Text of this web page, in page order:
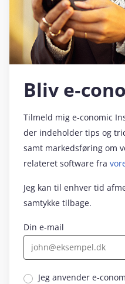
Bliv
Tilmeld mig e‑conomic
der indeholder tips og
samt markedsføring om
relateret software fra
Jeg kan til enhver tid
samtykke tilbage.
Din e-mail
Jeg anvender